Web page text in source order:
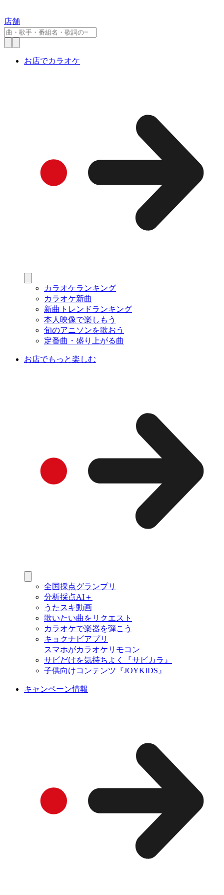
店舗
お店でカラオケ
カラオケランキング
カラオケ新曲
新曲トレンドランキング
本人映像で楽しもう
旬のアニソンを歌おう
定番曲・盛り上がる曲
お店でもっと楽しむ
全国採点グランプリ
分析採点AI＋
うたスキ動画
歌いたい曲をリクエスト
カラオケで楽器を弾こう
キョクナビアプリ
スマホがカラオケリモコン
サビだけを気持ちよく『サビカラ』
子供向けコンテンツ『JOYKIDS』
キャンペーン情報